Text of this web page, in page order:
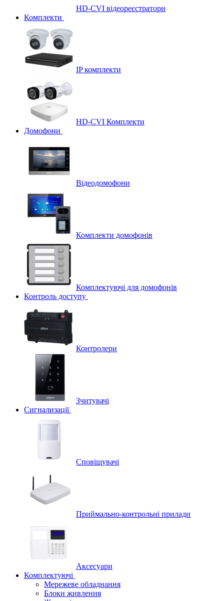
HD-CVI відеореєстратори
Комплекти
IP комплекти
HD-CVI Комплекти
Домофони
Відеодомофони
Комплекти домофонів
Комплектуючі для домофонів
Контроль доступу
Контролери
Зчитувачі
Сигнализації
Сповіщувачі
Приймально-контрольні прилади
Аксесуари
Комплектуючі
Мережеве обладнання
Блоки живлення